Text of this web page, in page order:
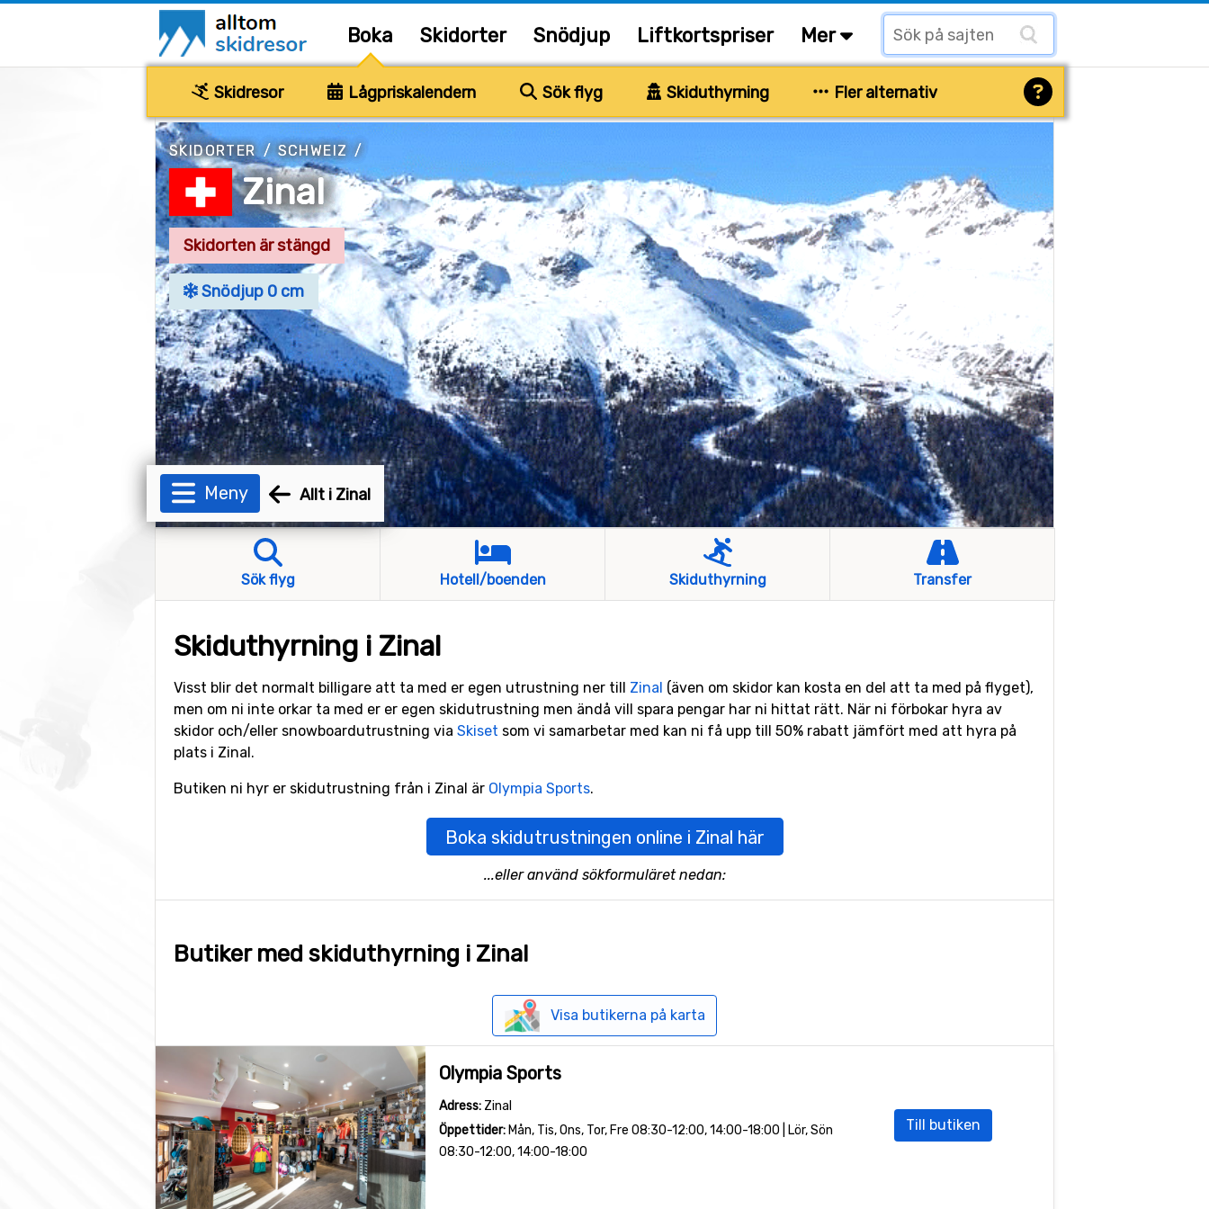
Boka Skidorter Snödjup Liftkortspriser Mer
Skidresor Lågpriskalendern Sök flyg Skiduthyrning Fler alternativ
SKIDORTER/SCHWEIZ /
Zinal
Skidorten är stängd
Snödjup 0 cm
Meny Allt i Zinal
Sök flyg Hotell/boenden Skiduthyrning Transfer
Skiduthyrning i Zinal
Visst blir det normalt billigare att ta med er egen utrustning ner till Zinal (även om skidor kan kosta en del att ta med på flyget),
men om ni inte orkar ta med er er egen skidutrustning men ändå vill spara pengar har ni hittat rätt. När ni förbokar hyra av
skidor och/eller snowboardutrustning via Skiset som vi samarbetar med kan ni få upp till 50% rabatt jämfört med att hyra på
plats i Zinal.
Butiken ni hyr er skidutrustning från i Zinal är Olympia Sports.
Boka skidutrustningen online i Zinal här
...eller använd sökformuläret nedan:
Butiker med skiduthyrning i Zinal
Visa butikerna på karta
Olympia Sports
Adress: Zinal
Öppettider: Mån, Tis, Ons, Tor, Fre 08:30-12:00, 14:00-18:00 | Lör, Sön
08:30-12:00, 14:00-18:00
Till butiken